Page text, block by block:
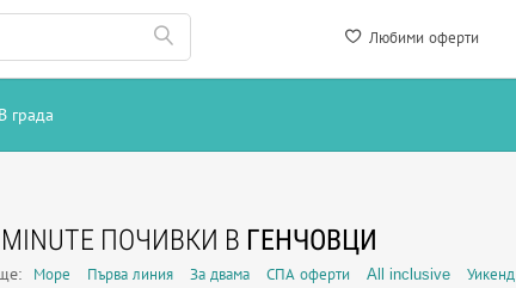
Любими оферти
В града
MINUTE ПОЧИВКИ В ГЕНЧОВЦИ
Море Първа линия За двама СПА оферти All inclusive Уикенд